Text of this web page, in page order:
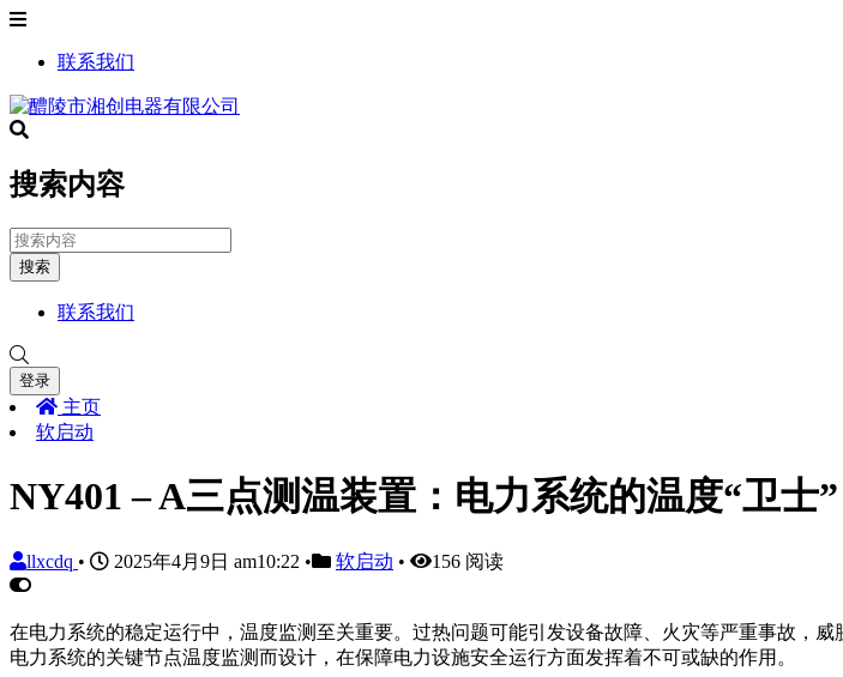
联系我们
搜索内容
搜索
联系我们
登录
主页
软启动
NY401 – A三点测温装置：电力系统的温度“卫士”
llxcdq • 2025年4月9日 am10:22 • 软启动 • 156 阅读
在电力系统的稳定运行中，温度监测至关重要。过热问题可能引发设备故障、火灾等严重事故，
电力系统的关键节点温度监测而设计，在保障电力设施安全运行方面发挥着不可或缺的作用。